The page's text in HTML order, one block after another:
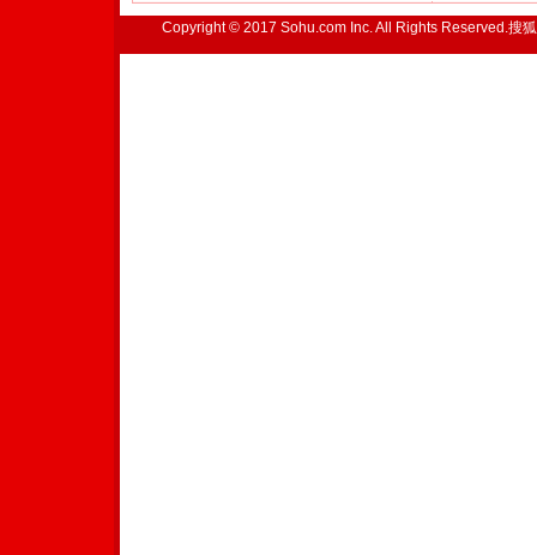
Copyright © 2017 Sohu.com Inc. All Rights Reserved.搜